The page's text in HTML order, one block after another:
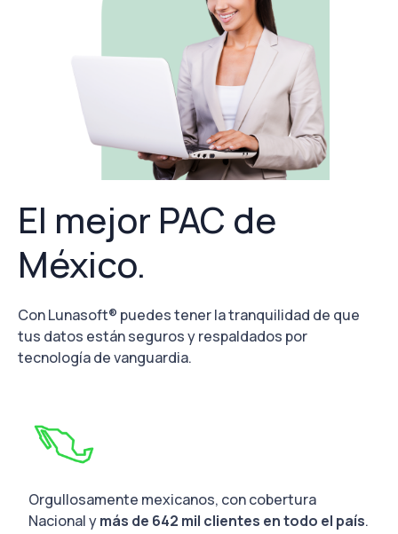
El mejor PAC de
México.
Con Lunasoft® puedes tener la tranquilidad de que
tus datos están seguros y respaldados por
tecnología de vanguardia.
Orgullosamente mexicanos, con cobertura
Nacional ymás de 642 mil clientes en todo el país.